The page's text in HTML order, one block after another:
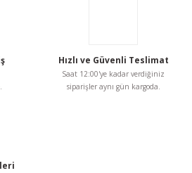
daha pahalı.
alternatifler olmalı.
Hızlı ve Güvenli Teslimat
Saat 12:00'ye kadar verdiğiniz
siparişler aynı gün kargoda.